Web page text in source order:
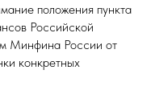
положения пункта
Российской
Минфина России от
конкретных